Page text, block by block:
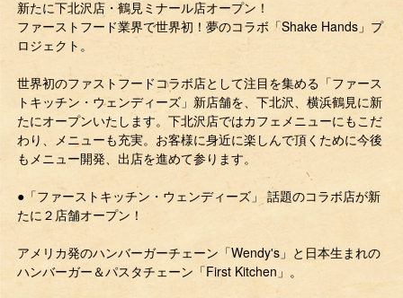
新たに下北沢店・鶴見ミナール店オープン！
ファーストフード業界で世界初！夢のコラボ「Shake Hands」プ
ロジェクト。
世界初のファストフードコラボ店として注目を集める「ファース
トキッチン・ウェンディーズ」新店舗を、下北沢、横浜鶴見に新
たにオープンいたします。下北沢店ではカフェメニューにもこだ
わり、メニューも充実。お客様に身近に楽しんで頂くために今後
もメニュー開発、出店を進めて参ります。
●「ファーストキッチン・ウェンディーズ」 話題のコラボ店が新
たに２店舗オープン！
アメリカ発のハンバーガーチェーン「Wendy's」と日本生まれの
ハンバーガー＆パスタチェーン「First Kitchen」。